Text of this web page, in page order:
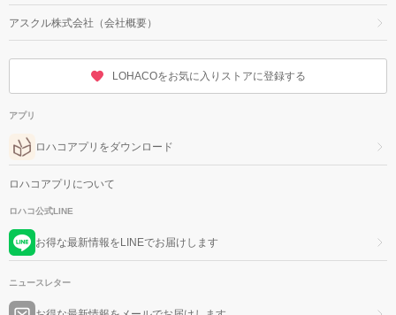
アスクル株式会社（会社概要）
LOHACOをお気に入りストアに登録する
アプリ
ロハコアプリをダウンロード
ロハコアプリについて
ロハコ公式LINE
お得な最新情報をLINEでお届けします
ニュースレター